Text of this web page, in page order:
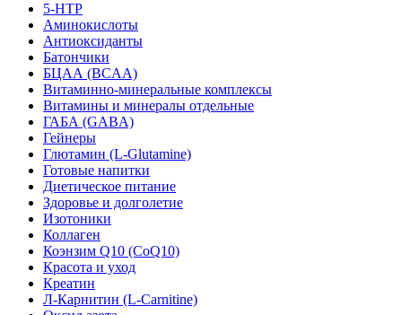
5-HTP
Аминокислоты
Антиоксиданты
Батончики
БЦАА (BCAA)
Витаминно-минеральные комплексы
Витамины и минералы отдельные
ГАБА (GABA)
Гейнеры
Глютамин (L-Glutamine)
Готовые напитки
Диетическое питание
Здоровье и долголетие
Изотоники
Коллаген
Коэнзим Q10 (CoQ10)
Красота и уход
Креатин
Л-Карнитин (L-Сarnitine)